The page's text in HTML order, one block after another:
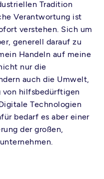
Tradition
Verantwortung ist
verstehen. Sich um
generell darauf zu
Handeln auf meine
nur die
auch die Umwelt,
von hilfsbedürftigen
Technologien
bedarf es aber einer
der großen,